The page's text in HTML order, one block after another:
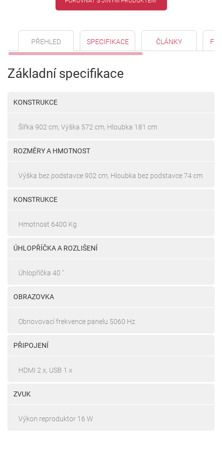
PŘEHLED SPECIFIKACE ČLÁNKY
Základní specifikace
KONSTRUKCE
Šířka 902 cm, Výška 572 cm, Hloubka 181 cm
ROZMĚRY A HMOTNOST
Výška bez podstavce 902 cm, Hloubka bez podstavce 74 cm
KONSTRUKCE
Hmotnost 6400 Kg
ÚHLOPŘÍČKA A ROZLIŠENÍ
Úhlopříčka 40 "
OBRAZOVKA
Obnovovací frekvence panelu 5060 Hz
PŘIPOJENÍ
HDMI 2 x, USB 1 x
ZVUK
Výkon reproduktor 16 W